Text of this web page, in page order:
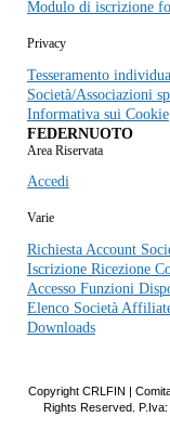
Modulo di iscrizione
Privacy
Tesseramento
Società/Associazioni
Informativa sui Cookie
FEDERNUOTO
Area Riservata
Accedi
Varie
Richiesta Account
Iscrizione Ricezione
Accesso Funzioni
Elenco Società
Downloads
Copyright CRLFIN |
Rights Reserved.